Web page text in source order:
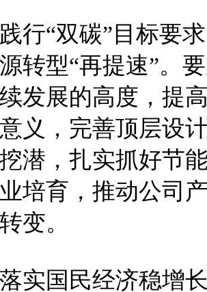
行“双碳”目标要
转型“再提速”。
发展的高度，提
义，完善顶层设
潜，扎实抓好节
培育，推动公司
变。
实国民经济稳增